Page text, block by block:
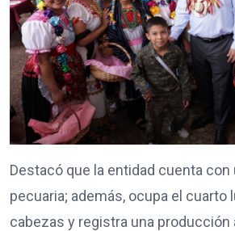
Destacó que la entidad cuenta
pecuaria; además, ocupa el
cabezas y registra una producción